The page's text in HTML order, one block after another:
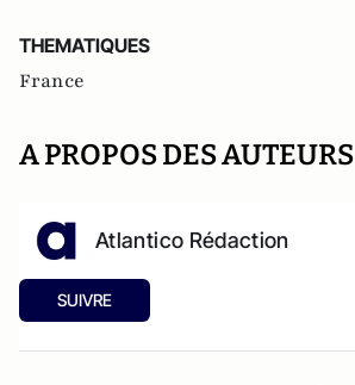
THEMATIQUES
France
A PROPOS DES AUTEURS
Atlantico Rédaction
SUIVRE